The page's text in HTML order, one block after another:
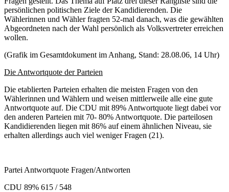
persönlichen politischen Ziele der Kandidierenden. Die
Wählerinnen und Wähler fragten 52-mal danach, was die gewählten
Abgeordneten nach der Wahl persönlich als Volksvertreter erreichen
wollen.
(Grafik im Gesamtdokument im Anhang, Stand: 28.08.06, 14 Uhr)
Die Antwortquote der Parteien
Die etablierten Parteien erhalten die meisten Fragen von den
Wählerinnen und Wählern und weisen mittlerweile alle eine gute
Antwortquote auf. Die CDU mit 89% Antwortquote liegt dabei vor
den anderen Parteien mit 70- 80% Antwortquote. Die parteilosen
Kandidierenden liegen mit 86% auf einem ähnlichen Niveau, sie
erhalten allerdings auch viel weniger Fragen (21).
Partei Antwortquote Fragen/Antworten
CDU 89% 615 / 548